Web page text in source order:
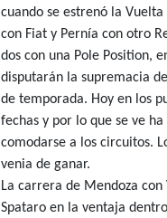
cuando se estrenó la
con Fiat y Pernía con otro
dos con una Pole Position,
disputarán la supremacia
de temporada. Hoy en los
fechas y por lo que se ve
comodarse a los circuitos.
venia de ganar.
La carrera de Mendoza
Spataro en la ventaja